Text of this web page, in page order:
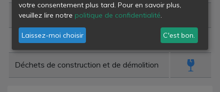
Corps gras
Déchets verts
Déchets de construction et de démolition
votre consentement plus tard. Pour en savoir plus,
veuillez lire notre politique de confidentialité.
Laissez-moi choisir C'est bon.